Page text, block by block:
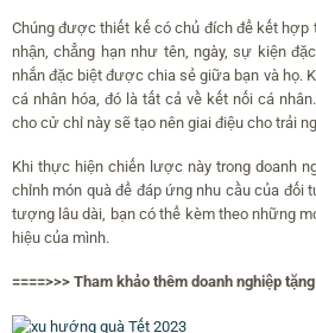
Chúng được thiết kế có chủ đích để kết hợp
nhận, chẳng hạn như tên, ngày, sự kiện
nhắn đặc biệt được chia sẻ giữa bạn và họ.
cá nhân hóa, đó là tất cả về kết nối cá
cho cử chỉ này sẽ tạo nên giai điệu cho trải
Khi thực hiện chiến lược này trong doanh
chỉnh món quà để đáp ứng nhu cầu của đối
tượng lâu dài, bạn có thể kèm theo những
hiệu của mình.
====>>> Tham khảo thêm doanh nghiệp